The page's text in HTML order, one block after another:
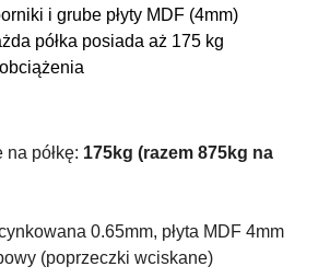
i grube płyty MDF (4mm)
półka posiada aż 175 kg
półkę: 175kg (razem 875kg na
0.65mm, płyta MDF 4mm
(poprzeczki wciskane)